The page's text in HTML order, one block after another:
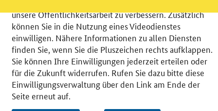
© 2026 Bundesministerium für Wirtschaft und Energie
RSS
Benutzerhinweise
Inhaltsverzeichnis
Impressum
Barrierefreiheit
Datenschutz
Einwilligungsverwaltung
unsere Öffentlichkeitsarbeit zu verbessern. Zusätzlich
können Sie in die Nutzung eines Videodienstes
einwilligen. Nähere Informationen zu allen Diensten
finden Sie, wenn Sie die Pluszeichen rechts aufklappen.
Sie können Ihre Einwilligungen jederzeit erteilen oder
für die Zukunft widerrufen. Rufen Sie dazu bitte diese
Einwilligungsverwaltung über den Link am Ende der
Seite erneut auf.